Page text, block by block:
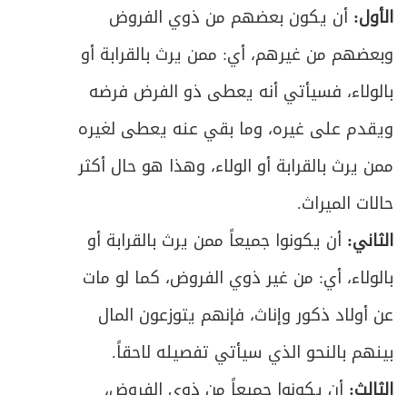
الأول: أن يكون بعضهم من ذوي الفروض
وبعضهم من غيرهم، أي: ممن يرث بالقرابة أو
بالولاء، فسيأتي أنه يعطى ذو الفرض فرضه
ويقدم على غيره، وما بقي عنه يعطى لغيره
ممن يرث بالقرابة أو الولاء، وهذا هو حال أكثر
حالات الميراث.
الثاني: أن يكونوا جميعاً ممن يرث بالقرابة أو
بالولاء، أي: من غير ذوي الفروض، كما لو مات
عن أولاد ذكور وإناث، فإنهم يتوزعون المال
بينهم بالنحو الذي سيأتي تفصيله لاحقاً.